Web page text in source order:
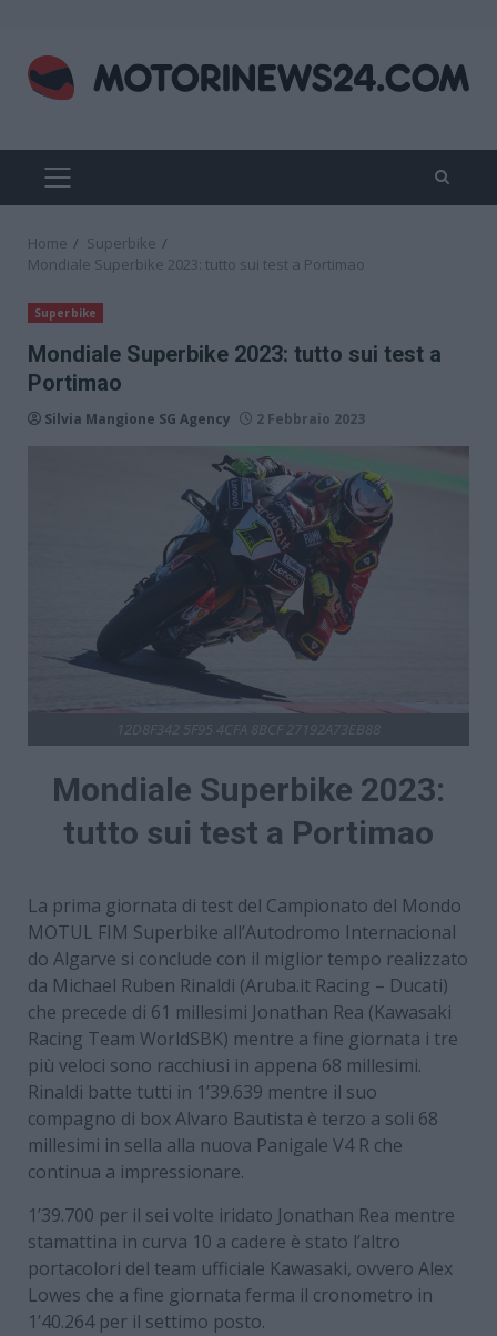
content
PRIMARY
MENU
Home
Superbike
Mondiale Superbike 2023: tutto sui test a Portimao
Superbike
Mondiale Superbike 2023: tutto sui test a
Portimao
Silvia Mangione SG Agency 2 Febbraio 2023
Mondiale Superbike 2023:
tutto sui test a Portimao
La prima giornata di test del Campionato del Mondo
MOTUL FIM Superbike all’Autodromo Internacional
do Algarve si conclude con il miglior tempo realizzato
da Michael Ruben Rinaldi (Aruba.it Racing – Ducati)
che precede di 61 millesimi Jonathan Rea (Kawasaki
Racing Team WorldSBK) mentre a fine giornata i tre
più veloci sono racchiusi in appena 68 millesimi.
Rinaldi batte tutti in 1’39.639 mentre il suo
compagno di box Alvaro Bautista è terzo a soli 68
millesimi in sella alla nuova Panigale V4 R che
continua a impressionare.
1’39.700 per il sei volte iridato Jonathan Rea mentre
stamattina in curva 10 a cadere è stato l’altro
portacolori del team ufficiale Kawasaki, ovvero Alex
Lowes che a fine giornata ferma il cronometro in
1’40.264 per il settimo posto.